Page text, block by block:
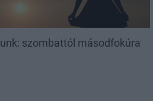
szombattól másodfokúra